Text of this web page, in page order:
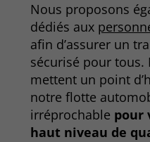
Nous proposons
dédiés aux
afin d’assurer un
sécurisé pour tous.
mettent un point
notre flotte
irréprochable pour
haut niveau de